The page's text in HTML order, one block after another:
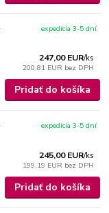
247,00 EUR/ks
200,81 EUR bez DPH
expedícia 3-5 dní
Pridať do košíka
245,00 EUR/ks
199,19 EUR bez DPH
expedícia 3-5 dní
Pridať do košíka